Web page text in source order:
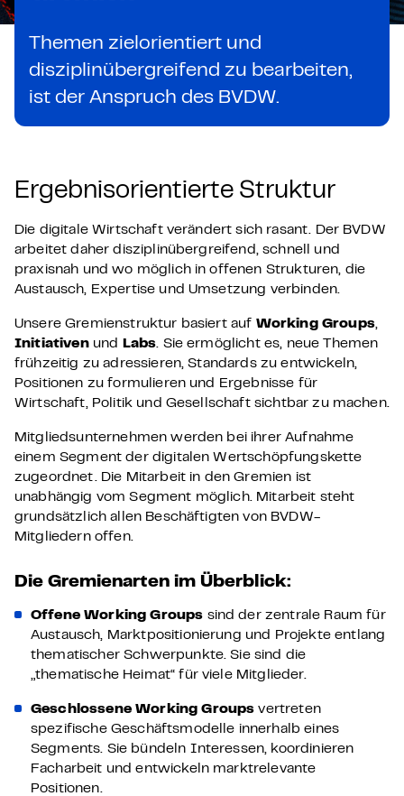
Themen zielorientiert und
disziplinübergreifend zu bearbeiten,
ist der Anspruch des BVDW.
Ergebnisorientierte Struktur
Die digitale Wirtschaft verändert sich rasant. Der BVDW
arbeitet daher disziplinübergreifend, schnell und
praxisnah und wo möglich in offenen Strukturen, die
Austausch, Expertise und Umsetzung verbinden.
Unsere Gremienstruktur basiert auf Working Groups,
Initiativenund Labs. Sie ermöglicht es, neue Themen
frühzeitig zu adressieren, Standards zu entwickeln,
Positionen zu formulieren und Ergebnisse für
Wirtschaft, Politik und Gesellschaft sichtbar zu machen.
Mitgliedsunternehmen werden bei ihrer Aufnahme
einem Segment der digitalen Wertschöpfungskette
zugeordnet. Die Mitarbeit in den Gremien ist
unabhängig vom Segment möglich. Mitarbeit steht
grundsätzlich allen Beschäftigten von BVDW-
Mitgliedern offen.
Die Gremienarten im Überblick:
Offene Working Groups sind der zentrale Raum für
Austausch, Marktpositionierung und Projekte entlang
thematischer Schwerpunkte. Sie sind die
„thematische Heimat“ für viele Mitglieder.
Geschlossene Working Groups vertreten
spezifische Geschäftsmodelle innerhalb eines
Segments. Sie bündeln Interessen, koordinieren
Facharbeit und entwickeln marktrelevante
Positionen.